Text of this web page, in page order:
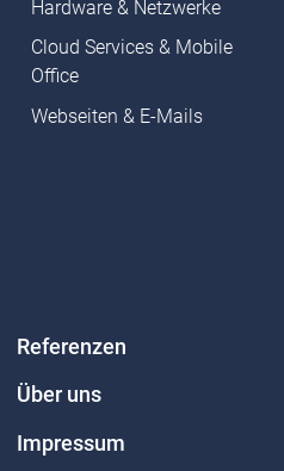
Hardware & Netzwerke
Cloud Services & Mobile
Office
Webseiten & E-Mails
Referenzen
Über uns
Impressum